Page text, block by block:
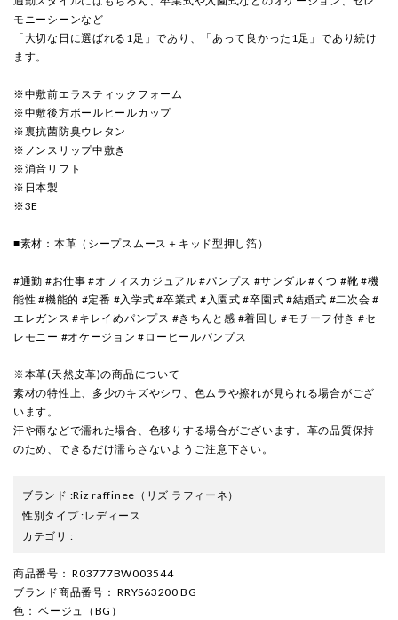
モニーシーンなど
「大切な日に選ばれる1足」であり、「あって良かった1足」であり続け
ます。
※中敷前エラスティックフォーム
※中敷後方ボールヒールカップ
※裏抗菌防臭ウレタン
※ノンスリップ中敷き
※消音リフト
※日本製
※3E
■素材：本革（シープスムース＋キッド型押し箔）
#通勤 #お仕事 #オフィスカジュアル #パンプス #サンダル #くつ #靴 #機
能性 #機能的 #定番 #入学式 #卒業式 #入園式 #卒園式 #結婚式 #二次会 #
エレガンス #キレイめパンプス #きちんと感 #着回し #モチーフ付き #セ
レモニー #オケージョン #ローヒールパンプス
※本革(天然皮革)の商品について
素材の特性上、多少のキズやシワ、色ムラや擦れが見られる場合がござ
います。
汗や雨などで濡れた場合、色移りする場合がございます。革の品質保持
のため、できるだけ濡らさないようご注意下さい。
ブランド :Riz raffinee （リズ ラフィーネ）
性別タイプ:レディース
カテゴリ :
商品番号 ： R03777BW003544
ブランド商品番号 ： RRYS63200 BG
色 ： ベージュ（BG）